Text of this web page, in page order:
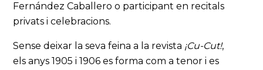
Fernández Caballero o participant en recitals
privats i celebracions.
Sense deixar la seva feina a la revista ¡Cu-Cut!,
els anys 1905 i 1906 es forma com a tenor i es